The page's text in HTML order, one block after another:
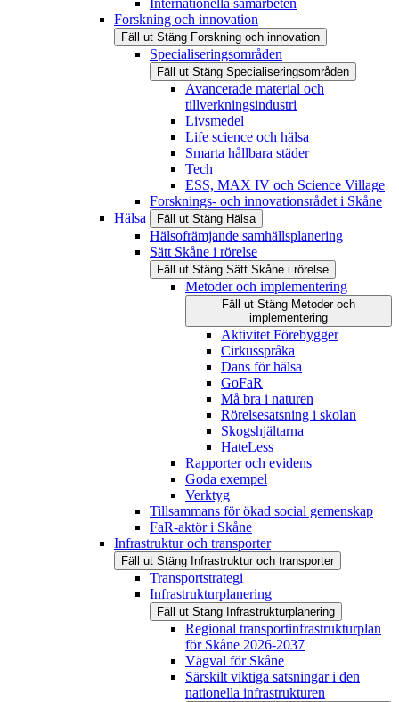
Internationella samarbeten
Forskning och innovation
Fäll ut Stäng Forskning och innovation
Specialiseringsområden
Fäll ut Stäng Specialiseringsområden
Avancerade material och
tillverkningsindustri
Livsmedel
Life science och hälsa
Smarta hållbara städer
Tech
ESS, MAX IV och Science Village
Forsknings- och innovationsrådet i Skåne
Hälsa
Fäll ut Stäng Hälsa
Hälsofrämjande samhällsplanering
Sätt Skåne i rörelse
Fäll ut Stäng Sätt Skåne i rörelse
Metoder och implementering
Fäll ut Stäng Metoder och
implementering
Aktivitet Förebygger
Cirkusspråka
Dans för hälsa
GoFaR
Må bra i naturen
Rörelsesatsning i skolan
Skogshjältarna
HateLess
Rapporter och evidens
Goda exempel
Verktyg
Tillsammans för ökad social gemenskap
FaR-aktör i Skåne
Infrastruktur och transporter
Fäll ut Stäng Infrastruktur och transporter
Transportstrategi
Infrastrukturplanering
Fäll ut Stäng Infrastrukturplanering
Regional transportinfrastrukturplan
för Skåne 2026-2037
Vägval för Skåne
Särskilt viktiga satsningar i den
nationella infrastrukturen